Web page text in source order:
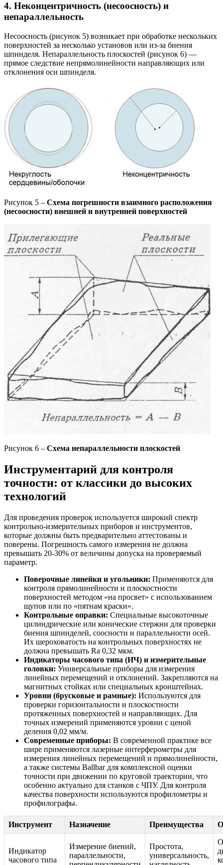
4. Неконцентричность (несоосность) и
непараллельность
Несоосность (рисунок 5) возникает при обработке нескольких
поверхностей за несколько установов или из-за биения
шпинделя. Непараллельность плоскостей (рисунок 6) —
прямое следствие непрямолинейности направляющих или
отклонения оси шпинделя.
Рисунок 5 – Схема погрешности взаимного расположения
(несоосности) внешней и внутренней поверхностей
Рисунок 6 – Схема непараллельности плоскостей
Инструментарий для контроля
точности: от классики до высоких
технологий
Для проведения проверок используется широкий спектр
контрольно-измерительных приборов и инструментов,
которые должны быть предварительно аттестованы и
поверены. Погрешность самого измерения не должна
превышать 20-30% от величины допуска на проверяемый
параметр.
Поверочные линейки и угольники: Применяются для
контроля прямолинейности и плоскостности
поверхностей методом «на просвет» с использованием
щупов или по «пятнам краски».
Контрольные оправки: Специальные высокоточные
цилиндрические или конические стержни для проверки
биения шпинделей, соосности и параллельности осей.
Их шероховатость на контрольных поверхностях не
должна превышать Ra 0,32 мкм.
Индикаторы часового типа (ИЧ) и измерительные
головки: Универсальные приборы для измерения
линейных перемещений и отклонений. Закрепляются на
магнитных стойках или специальных кронштейнах.
Уровни (брусковые и рамные): Используются для
проверки горизонтальности и плоскостности
протяженных поверхностей и направляющих. Для
точных измерений применяются уровни с ценой
деления 0,02 мм/м.
Современные приборы: В современной практике все
шире применяются лазерные интерферометры для
измерения линейных перемещений и прямолинейности,
а также системы Ballbar для комплексной оценки
точности при движении по круговой траектории, что
особенно актуально для станков с ЧПУ. Для контроля
качества поверхности используются профилометры и
профилографы.
Инструмент Назначение Преимущества
Индикатор
часового типа
Измерение биений,
параллельности,
Простота,
универсальность,